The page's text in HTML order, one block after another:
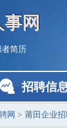
网
简历
招聘信
网 > 莆田企业